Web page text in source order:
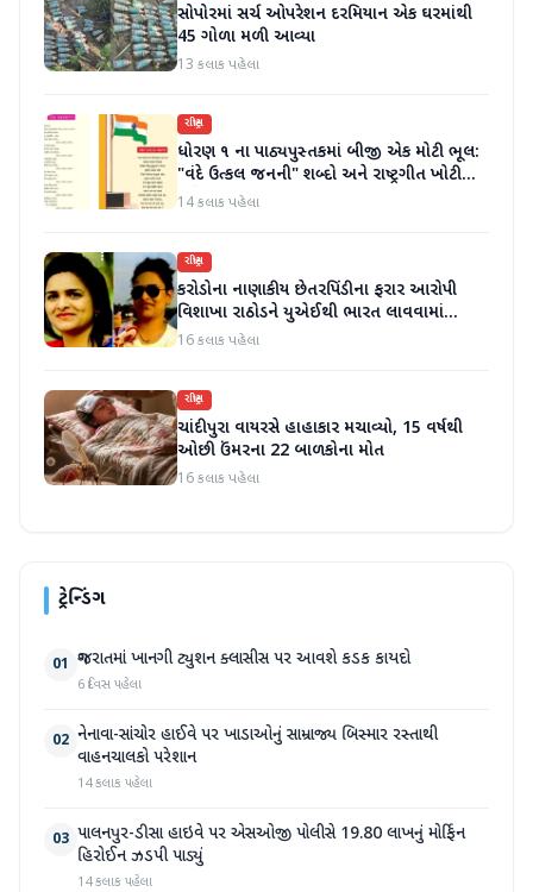
સોપોરમાં સર્ચ ઓપરેશન દરમિયાન એક ઘરમાંથી
45 ગોળા મળી આવ્યા
13 કલાક પહેલા
રાષ્ટ્રીય
ધોરણ ૧ ના પાઠ્યપુસ્તકમાં બીજી એક મોટી ભૂલ:
"વંદે ઉત્કલ જનની" શબ્દો અને રાષ્ટ્રગીત ખોટી
રીતે છાપવામાં આવ્યા
14 કલાક પહેલા
રાષ્ટ્રીય
કરોડોના નાણાકીય છેતરપિંડીના ફરાર આરોપી
વિશાખા રાઠોડને યુએઈથી ભારત લાવવામાં
આવ્યો
16 કલાક પહેલા
રાષ્ટ્રીય
ચાંદીપુરા વાયરસે હાહાકાર મચાવ્યો, 15 વર્ષથી
ઓછી ઉંમરના 22 બાળકોના મોત
16 કલાક પહેલા
ટ્રેન્ડિંગ
01 ગુજરાતમાં ખાનગી ટ્યુશન ક્લાસીસ પર આવશે કડક કાયદો
6 દિવસ પહેલા
02 નેનાવા-સાંચોર હાઈવે પર ખાડાઓનું સામ્રાજ્ય બિસ્માર રસ્તાથી
વાહનચાલકો પરેશાન
14 કલાક પહેલા
03 પાલનપુર-ડીસા હાઇવે પર એસઓજી પોલીસે 19.80 લાખનું મોર્ફિન
હિરોઈન ઝડપી પાડ્યું
14 કલાક પહેલા